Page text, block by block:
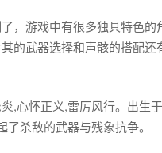
，游戏中有很多独具特色
的武器选择和声骸的搭配还
,心怀正义,雷厉风行。出生
杀敌的武器与残象抗争。